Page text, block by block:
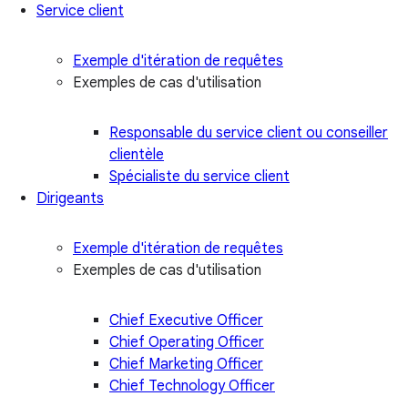
Service client
Exemple d'itération de requêtes
Exemples de cas d'utilisation
Responsable du service client ou conseiller
clientèle
Spécialiste du service client
Dirigeants
Exemple d'itération de requêtes
Exemples de cas d'utilisation
Chief Executive Officer
Chief Operating Officer
Chief Marketing Officer
Chief Technology Officer